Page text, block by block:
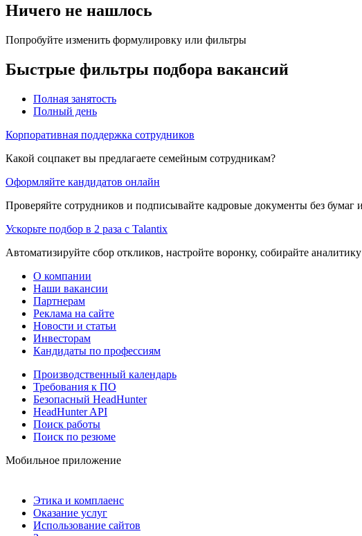
Ничего не нашлось
Попробуйте изменить формулировку или фильтры
Быстрые фильтры подбора вакансий
Полная занятость
Полный день
Корпоративная поддержка сотрудников
Какой соцпакет вы предлагаете семейным сотрудникам?
Оформляйте кандидатов онлайн
Проверяйте сотрудников и подписывайте кадровые документы без бумаг
Ускорьте подбор в 2 раза с Talantix
Автоматизируйте сбор откликов, настройте воронку, собирайте
О компании
Наши вакансии
Партнерам
Реклама на сайте
Новости и статьи
Инвесторам
Кандидаты по профессиям
Производственный календарь
Требования к ПО
Безопасный HeadHunter
HeadHunter API
Поиск работы
Поиск по резюме
Мобильное приложение
Этика и комплаенс
Оказание услуг
Использование сайтов